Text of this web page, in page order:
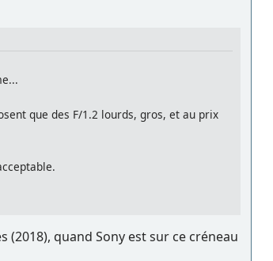
que des F/1.2 lourds, gros, et au prix
quand Sony est sur ce créneau